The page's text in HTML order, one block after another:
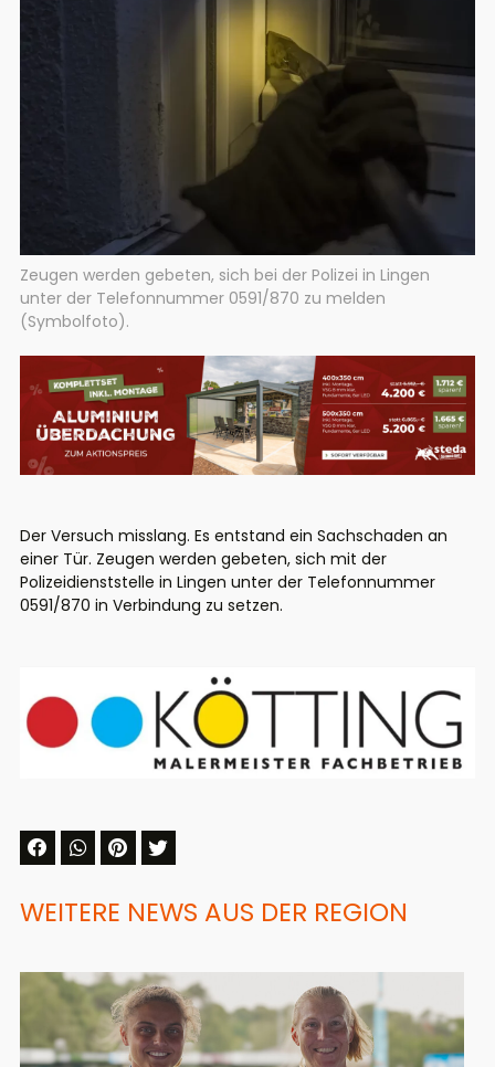
Zeugen werden gebeten, sich bei der Polizei in Lingen
unter der Telefonnummer 0591/870 zu melden
(Symbolfoto).
Der Versuch misslang. Es entstand ein Sachschaden an
einer Tür. Zeugen werden gebeten, sich mit der
Polizeidienststelle in Lingen unter der Telefonnummer
0591/870 in Verbindung zu setzen.
WEITERE NEWS AUS DER REGION